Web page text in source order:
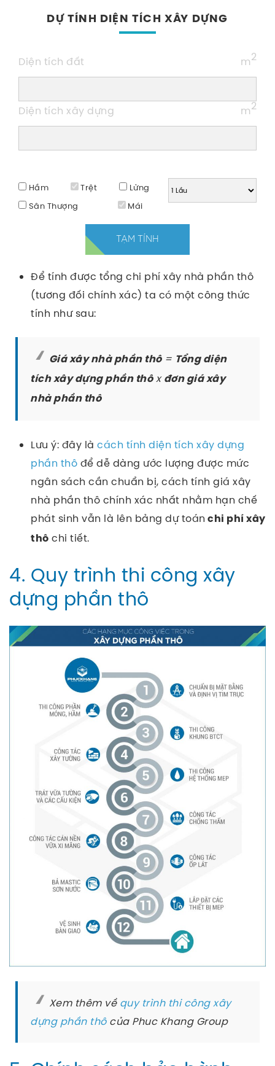
DỰ TÍNH DIỆN TÍCH XÂY DỰNG
Diện tích đất m2
Diện tích xây dựng m2
Hầm Trệt
Lửng
Sân Thượng
Mái
TẠM TÍNH
Để tính được tổng chi phí xây nhà phần thô
(tương đối chính xác) ta có một công thức
tính như sau:
Giá xây nhà phần thô= Tổng diện
tích xây dựng phần thôx đơn giá xây
nhà phần thô
Lưu ý: đây là cách tính diện tích xây dựng
phần thô để dễ dàng ước lượng được mức
ngân sách cần chuẩn bị, cách tính giá xây
nhà phần thô chính xác nhất nhằm hạn chế
phát sinh vẫn là lên bảng dự toán chi phí xây
thô chi tiết.
4. Quy trình thi công xây
dựng phần thô
Xem thêm về quy trình thi công xây
dựng phần thôcủa Phuc Khang Group